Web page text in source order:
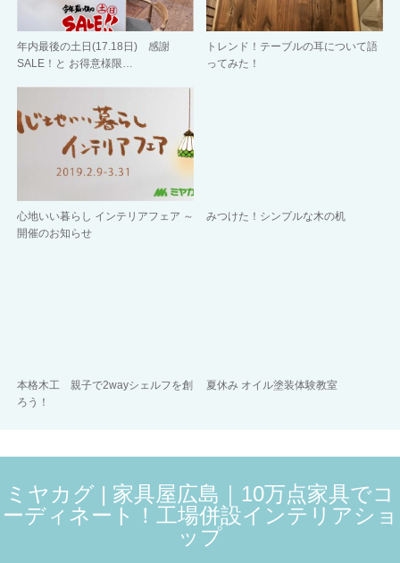
年内最後の土日(17.18日) 感謝
SALE！と お得意様限…
トレンド！テーブルの耳について語
ってみた！
心地いい暮らし インテリアフェア ～
開催のお知らせ
みつけた！シンプルな木の机
本格木工 親子で2wayシェルフを創
ろう！
夏休み オイル塗装体験教室
ミヤカグ | 家具屋広島｜10万点家具でコ
ーディネート！工場併設インテリアショ
ップ